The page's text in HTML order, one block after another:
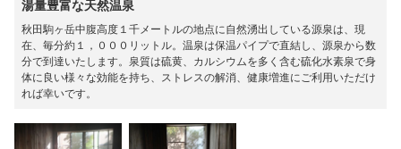
湯量豊富な天然温泉
秋田駒ヶ岳中腹高度１千メートルの地点に自然湧出している源泉は、現
在、毎分約１，０００リットル。温泉は保温パイプで直結し、源泉から数
分で到達いたします。泉質は硫黄、カルシウムを多く含む硫化水素泉で身
体に良い様々な効能を持ち、ストレスの解消、健康増進にご利用いただけ
れば幸いです。